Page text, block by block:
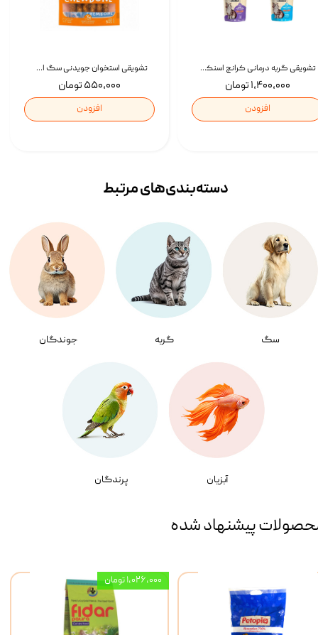
تشویقی استخوان جویدنی سگ اسنکی کرانچی با طعم مرغ Snacky Crunchy Munchy وزن 100 گرم
۵۵۰,۰۰۰ تومان
افزودن
تشویقی گربه درمانی کرانچ اسنکی با طعم میکس Snacky Crunch Cat Treats وزن 60 گرم بسته 4 عددی
۱,۴۰۰,۰۰۰ تومان
افزودن
سگ گربه جوندگان
آبزیان پرندگان
دسته‌بندی‌‌های مرتبط
پیشنهاد شده
۱,۰۲۶,۰۰۰ تومان